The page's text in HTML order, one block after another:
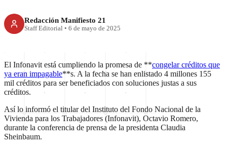
Redacción Manifiesto 21
Staff Editorial • 6 de mayo de 2025
El Infonavit está cumpliendo la promesa de **congelar créditos que
ya eran impagable**s. A la fecha se han enlistado 4 millones 155
mil créditos para ser beneficiados con soluciones justas a sus
créditos.
Así lo informó el titular del Instituto del Fondo Nacional de la
Vivienda para los Trabajadores (Infonavit), Octavio Romero,
durante la conferencia de prensa de la presidenta Claudia
Sheinbaum.